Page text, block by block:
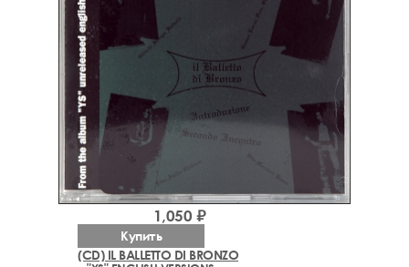
(CD) IL BALLETTO DI BRONZO
1,050 ₽
Купить